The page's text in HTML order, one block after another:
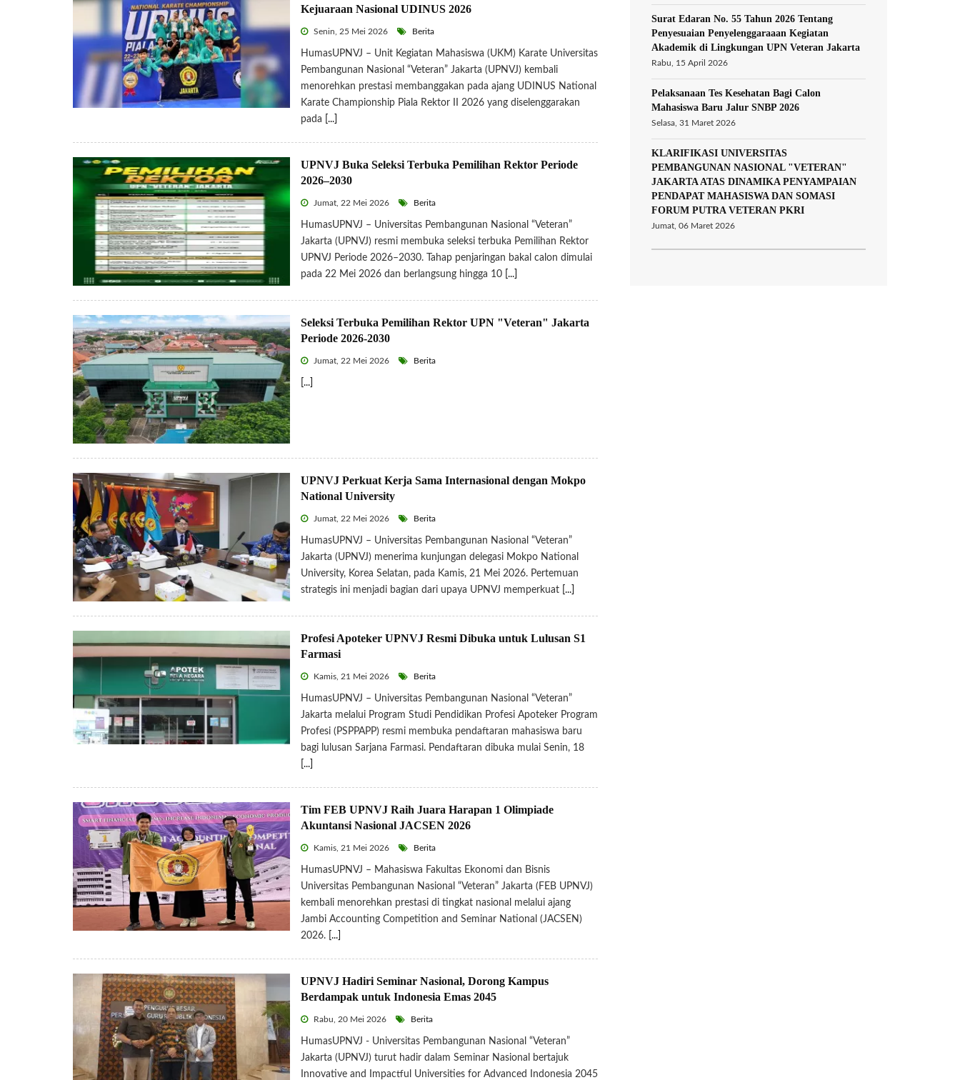
Kejuaraan Nasional UDINUS 2026
Senin, 25 Mei 2026 Berita
HumasUPNVJ – Unit Kegiatan Mahasiswa (UKM) Karate Universitas
Pembangunan Nasional “Veteran” Jakarta (UPNVJ) kembali
menorehkan prestasi membanggakan pada ajang UDINUS National
Karate Championship Piala Rektor II 2026 yang diselenggarakan
pada
[...]
UPNVJ Buka Seleksi Terbuka Pemilihan Rektor Periode
2026–2030
Jumat, 22 Mei 2026 Berita
HumasUPNVJ – Universitas Pembangunan Nasional “Veteran”
Jakarta (UPNVJ) resmi membuka seleksi terbuka Pemilihan Rektor
UPNVJ Periode 2026–2030. Tahap penjaringan bakal calon dimulai
pada 22 Mei 2026 dan berlangsung hingga 10 [...]
Seleksi Terbuka Pemilihan Rektor UPN "Veteran" Jakarta
Periode 2026-2030
Jumat, 22 Mei 2026 Berita
[...]
UPNVJ Perkuat Kerja Sama Internasional dengan Mokpo
National University
Jumat, 22 Mei 2026 Berita
HumasUPNVJ – Universitas Pembangunan Nasional “Veteran”
Jakarta (UPNVJ) menerima kunjungan delegasi Mokpo National
University, Korea Selatan, pada Kamis, 21 Mei 2026. Pertemuan
strategis ini menjadi bagian dari upaya UPNVJ memperkuat [...]
Profesi Apoteker UPNVJ Resmi Dibuka untuk Lulusan S1
Farmasi
Kamis, 21 Mei 2026 Berita
HumasUPNVJ – Universitas Pembangunan Nasional “Veteran”
Jakarta melalui Program Studi Pendidikan Profesi Apoteker Program
Profesi (PSPPAPP) resmi membuka pendaftaran mahasiswa baru
bagi lulusan Sarjana Farmasi. Pendaftaran dibuka mulai Senin, 18
[...]
Tim FEB UPNVJ Raih Juara Harapan 1 Olimpiade
Akuntansi Nasional JACSEN 2026
Kamis, 21 Mei 2026 Berita
HumasUPNVJ – Mahasiswa Fakultas Ekonomi dan Bisnis
Universitas Pembangunan Nasional “Veteran” Jakarta (FEB UPNVJ)
kembali menorehkan prestasi di tingkat nasional melalui ajang
Jambi Accounting Competition and Seminar National (JACSEN)
2026. [...]
UPNVJ Hadiri Seminar Nasional, Dorong Kampus
Berdampak untuk Indonesia Emas 2045
Rabu, 20 Mei 2026 Berita
HumasUPNVJ - Universitas Pembangunan Nasional “Veteran”
Jakarta (UPNVJ) turut hadir dalam Seminar Nasional bertajuk
Innovative and Impactful Universities for Advanced Indonesia 2045
Surat Edaran No. 55 Tahun 2026 Tentang
Penyesuaian Penyelenggaraaan Kegiatan
Akademik di Lingkungan UPN Veteran Jakarta
Rabu, 15 April 2026
Pelaksanaan Tes Kesehatan Bagi Calon
Mahasiswa Baru Jalur SNBP 2026
Selasa, 31 Maret 2026
KLARIFIKASI UNIVERSITAS
PEMBANGUNAN NASIONAL "VETERAN"
JAKARTA ATAS DINAMIKA PENYAMPAIAN
PENDAPAT MAHASISWA DAN SOMASI
FORUM PUTRA VETERAN PKRI
Jumat, 06 Maret 2026